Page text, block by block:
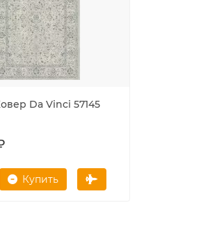
Da Vinci 57145
Купить